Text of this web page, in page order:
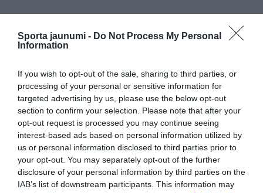
Sporta jaunumi - Do Not Process My Personal
Information
If you wish to opt-out of the sale, sharing to third parties, or
processing of your personal or sensitive information for
targeted advertising by us, please use the below opt-out
section to confirm your selection. Please note that after your
opt-out request is processed you may continue seeing
interest-based ads based on personal information utilized by
us or personal information disclosed to third parties prior to
your opt-out. You may separately opt-out of the further
disclosure of your personal information by third parties on the
IAB’s list of downstream participants. This information may